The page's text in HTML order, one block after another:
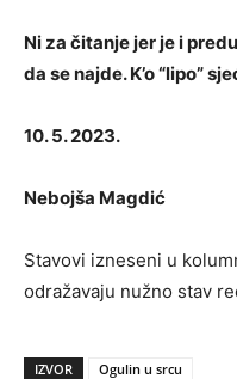
Ni za čitanje jer je i
da se najde. K’o “lipo”
10. 5. 2023.
Nebojša Magdić
Stavovi izneseni u
odražavaju nužno stav
IZVOR Ogulin u srcu